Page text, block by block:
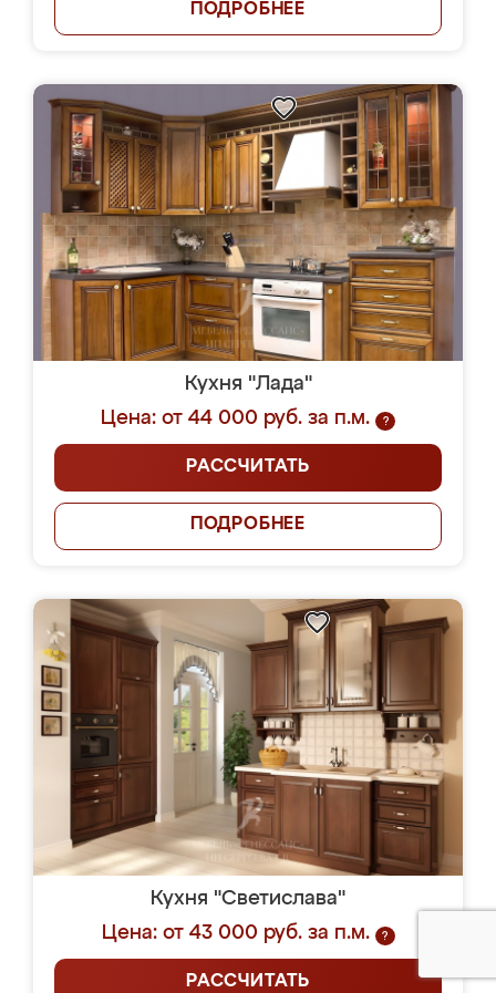
ПОДРОБНЕЕ
Кухня "Лада"
Цена: от 44 000 руб. за п.м.
?
РАССЧИТАТЬ
ПОДРОБНЕЕ
Кухня "Светислава"
Цена: от 43 000 руб. за п.м.
?
РАССЧИТАТЬ